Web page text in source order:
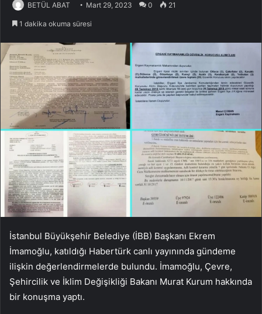
BETÜL ABAT Mart 29, 2023 0 21
1 dakika okuma süresi
İstanbul Büyükşehir Belediye (İBB) Başkanı Ekrem
İmamoğlu, katıldığı Habertürk canlı yayınında gündeme
ilişkin değerlendirmelerde bulundu. İmamoğlu, Çevre,
Şehircilik ve İklim Değişikliği Bakanı Murat Kurum hakkında
bir konuşma yaptı.